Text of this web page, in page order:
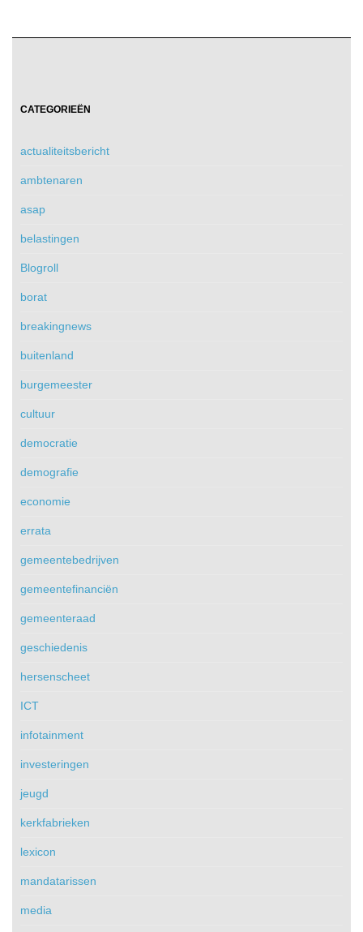
CATEGORIEËN
actualiteitsbericht
ambtenaren
asap
belastingen
Blogroll
borat
breakingnews
buitenland
burgemeester
cultuur
democratie
demografie
economie
errata
gemeentebedrijven
gemeentefinanciën
gemeenteraad
geschiedenis
hersenscheet
ICT
infotainment
investeringen
jeugd
kerkfabrieken
lexicon
mandatarissen
media